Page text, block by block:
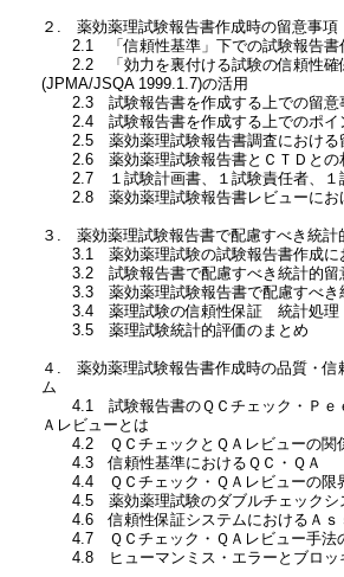
２. 薬効薬理試験報告書作成時の留意事項
2.1 「信頼性基準」下での試験報告書
2.2 「効力を裏付ける試験の信頼性確保
(JPMA/JSQA 1999.1.7)の活用
2.3 試験報告書を作成する上での留意
2.4 試験報告書を作成する上でのポイ
2.5 薬効薬理試験報告書調査における
2.6 薬効薬理試験報告書とＣＴＤとの
2.7 １試験計画書、１試験責任者、１
2.8 薬効薬理試験報告書レビューにお
３. 薬効薬理試験報告書で配慮すべき統計
3.1 薬効薬理試験の試験報告書作成に
3.2 試験報告書で配慮すべき統計的留
3.3 薬効薬理試験報告書で配慮すべき
3.4 薬理試験の信頼性保証 統計処理
3.5 薬理試験統計的評価のまとめ
４. 薬効薬理試験報告書作成時の品質・信
ム
4.1 試験報告書のＱＣチェック・Ｐｅ
Ａレビューとは
4.2 ＱＣチェックとＱＡレビューの関
4.3 信頼性基準におけるＱＣ・ＱＡ
4.4 ＱＣチェック・ＱＡレビューの限
4.5 薬効薬理試験のダブルチェックシ
4.6 信頼性保証システムにおけるＡｓ
4.7 ＱＣチェック・ＱＡレビュー手法
4.8 ヒューマンミス・エラーとブロッ